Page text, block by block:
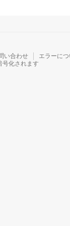
い合わせ
エラーに
号化されます